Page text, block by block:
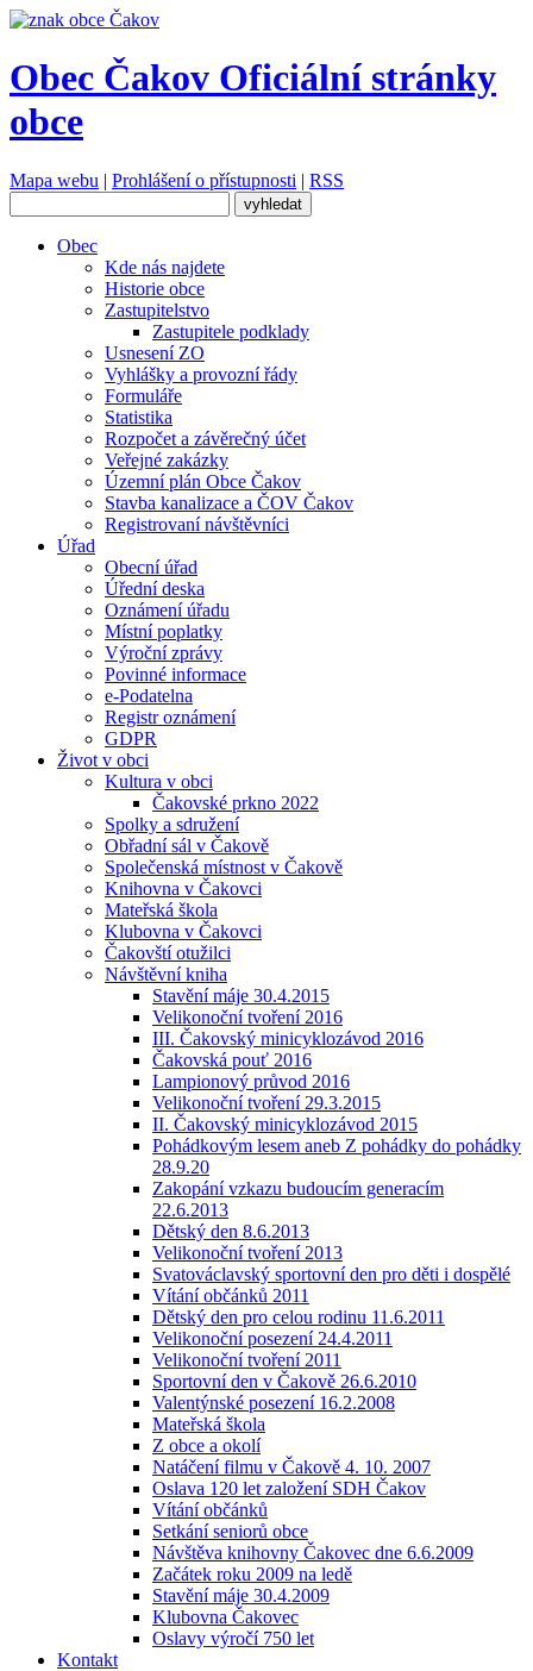
Obec Čakov Oficiální stránky
obce
Mapa webu | Prohlášení o přístupnosti | RSS
Obec
Kde nás najdete
Historie obce
Zastupitelstvo
Zastupitele podklady
Usnesení ZO
Vyhlášky a provozní řády
Formuláře
Statistika
Rozpočet a závěrečný účet
Veřejné zakázky
Územní plán Obce Čakov
Stavba kanalizace a ČOV Čakov
Registrovaní návštěvníci
Úřad
Obecní úřad
Úřední deska
Oznámení úřadu
Místní poplatky
Výroční zprávy
Povinné informace
e-Podatelna
Registr oznámení
GDPR
Život v obci
Kultura v obci
Čakovské prkno 2022
Spolky a sdružení
Obřadní sál v Čakově
Společenská místnost v Čakově
Knihovna v Čakovci
Mateřská škola
Klubovna v Čakovci
Čakovští otužilci
Návštěvní kniha
Stavění máje 30.4.2015
Velikonoční tvoření 2016
III. Čakovský minicyklozávod 2016
Čakovská pouť 2016
Lampionový průvod 2016
Velikonoční tvoření 29.3.2015
II. Čakovský minicyklozávod 2015
Pohádkovým lesem aneb Z pohádky do pohádky
28.9.20
Zakopání vzkazu budoucím generacím
22.6.2013
Dětský den 8.6.2013
Velikonoční tvoření 2013
Svatováclavský sportovní den pro děti i dospělé
Vítání občánků 2011
Dětský den pro celou rodinu 11.6.2011
Velikonoční posezení 24.4.2011
Velikonoční tvoření 2011
Sportovní den v Čakově 26.6.2010
Valentýnské posezení 16.2.2008
Mateřská škola
Z obce a okolí
Natáčení filmu v Čakově 4. 10. 2007
Oslava 120 let založení SDH Čakov
Vítání občánků
Setkání seniorů obce
Návštěva knihovny Čakovec dne 6.6.2009
Začátek roku 2009 na ledě
Stavění máje 30.4.2009
Klubovna Čakovec
Oslavy výročí 750 let
Kontakt